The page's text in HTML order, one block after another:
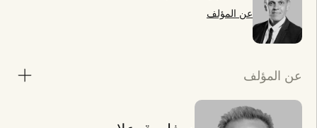
عن المؤلف
عن المؤلف